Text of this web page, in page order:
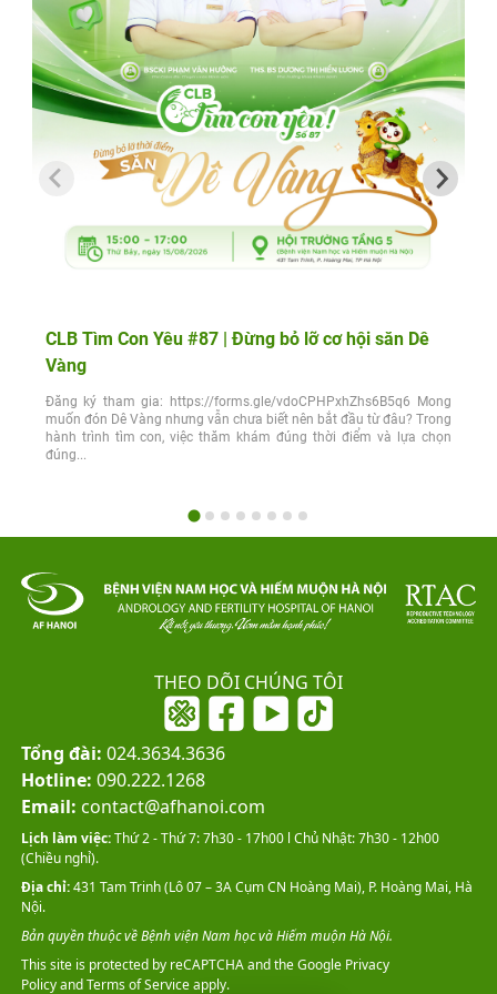
CLB Tìm Con Yêu #87 | Đừng bỏ lỡ cơ hội săn Dê
Vàng
Đăng ký tham gia: https://forms.gle/vdoCPHPxhZhs6B5q6 Mong
muốn đón Dê Vàng nhưng vẫn chưa biết nên bắt đầu từ đâu? Trong
hành trình tìm con, việc thăm khám đúng thời điểm và lựa chọn
đúng...
THEO DÕI CHÚNG TÔI
Tổng đài: 024.3634.3636
Hotline: 090.222.1268
Email: contact@afhanoi.com
This site is protected by reCAPTCHA and the GooglePrivacy
PolicyandTerms of Serviceapply.
Lịch làm việc:Thứ 2 - Thứ 7: 7h30 - 17h00 l Chủ Nhật: 7h30 - 12h00
(Chiều nghỉ).
Địa chỉ:431 Tam Trinh (Lô 07 – 3A Cụm CN Hoàng Mai), P. Hoàng Mai, Hà
Nội.
Bản quyền thuộc về Bệnh viện Nam học và Hiếm muộn Hà Nội.